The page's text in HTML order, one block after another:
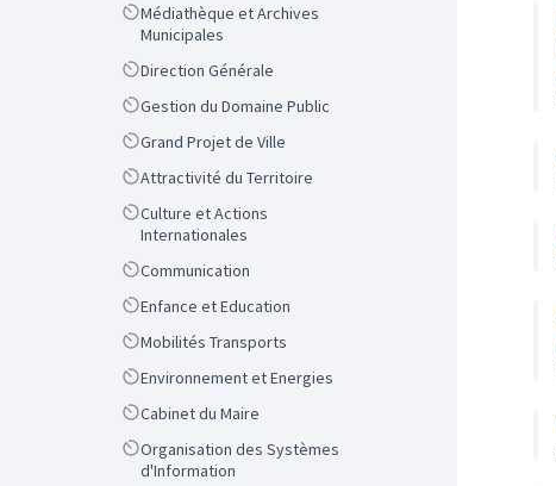
Scope
Médiathèque et Archives
Municipales
ScopeDirection Générale
ScopeGestion du Domaine Public
ScopeGrand Projet de Ville
ScopeAttractivité du Territoire
Scope
Culture et Actions
Internationales
ScopeCommunication
ScopeEnfance et Education
ScopeMobilités Transports
ScopeEnvironnement et Energies
ScopeCabinet du Maire
Scope
Organisation des Systèmes
d'Information